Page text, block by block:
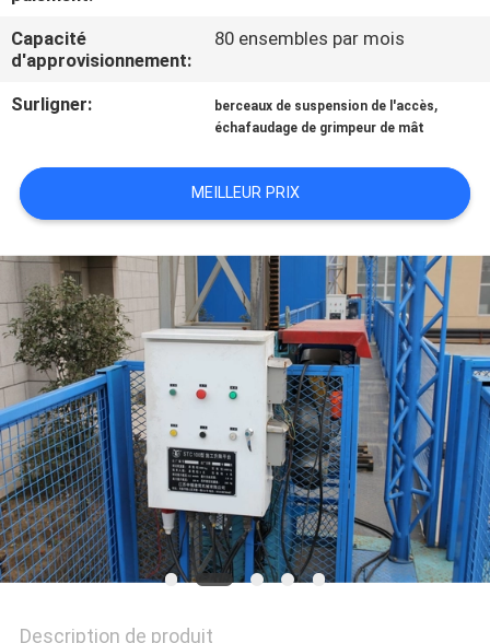
DE
QUALITÉ
CONTACTEZ-
NOUS
DEMANDEZ
UNE
CITATION
COMPANY
NEWS
PLAN
DU
Capacité
d'approvisionnement:
80 ensembles par mois
Surligner: berceaux de suspension de l'accès,
échafaudage de grimpeur de mât
MEILLEUR PRIX
Description de produit